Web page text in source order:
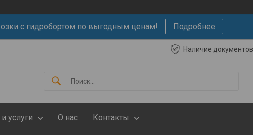
с гидробортом по выгодным ценам! Подробнее
Наличие документов
услуги О нас Контакты